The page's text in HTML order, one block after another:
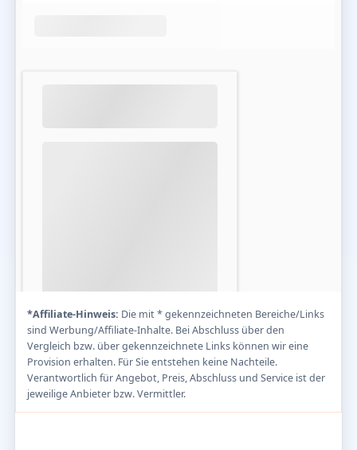
*Affiliate-Hinweis: Die mit * gekennzeichneten Bereiche/Links
sind Werbung/Affiliate-Inhalte. Bei Abschluss über den
Vergleich bzw. über gekennzeichnete Links können wir eine
Provision erhalten. Für Sie entstehen keine Nachteile.
Verantwortlich für Angebot, Preis, Abschluss und Service ist der
jeweilige Anbieter bzw. Vermittler.